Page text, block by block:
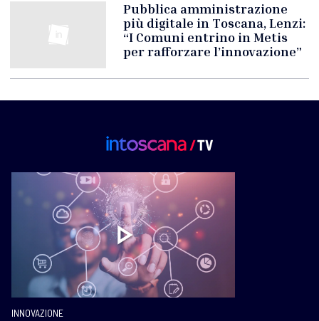
Pubblica amministrazione
più digitale in Toscana, Lenzi:
“I Comuni entrino in Metis
per rafforzare l’innovazione”
INNOVAZIONE